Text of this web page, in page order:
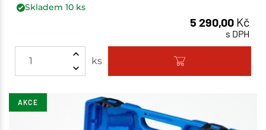
Skladem 10ks
5 290,00 Kč
s DPH
ks
AKCE